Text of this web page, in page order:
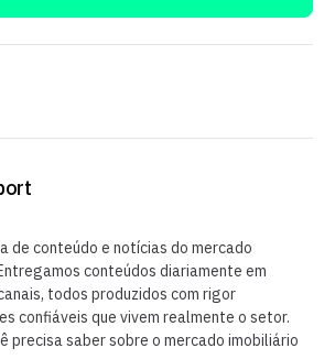
de conteúdo e notícias do mercado
conteúdos diariamente em
todos produzidos com rigor
confiáveis que vivem realmente o setor.
precisa saber sobre o mercado imobiliário